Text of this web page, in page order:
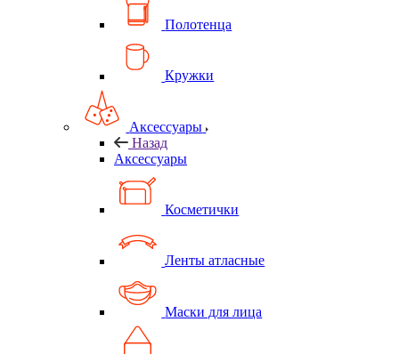
Полотенца
Кружки
Аксессуары
Назад
Аксессуары
Косметички
Ленты атласные
Маски для лица